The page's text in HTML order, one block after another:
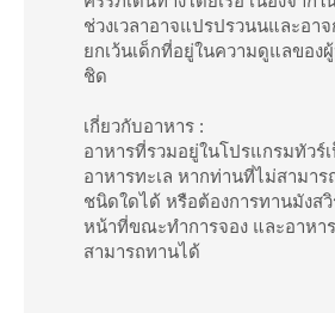
ช่วงเวลาอาจแปรปรวนนและอา
ยกเว้นเด็กที่อยู่ในความดูแลของ
ชิด
เกี่ยวกับอาหาร :
อาหารที่รวมอยู่ในโปรแกรมทัวร์
อาหารทะเล หากท่านที่ไม่สามา
ชนิดใดได้ หรือต้องการทานมังสวิ
หน้าที่ขณะทำการจอง และอาหา
สามารถทานได้